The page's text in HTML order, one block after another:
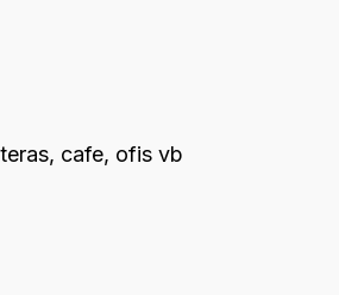
teras, cafe, ofis vb